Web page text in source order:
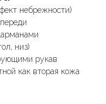
небрежности)
низ)
рукав
как вторая кожа